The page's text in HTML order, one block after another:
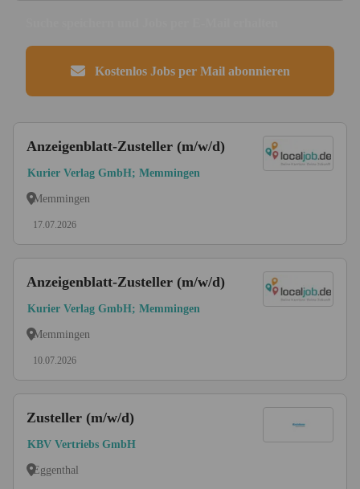
Kostenlos Jobs per Mail abonnieren
Anzeigenblatt-Zusteller (m/w/d)
Kurier Verlag GmbH; Memmingen
Memmingen
17.07.2026
Anzeigenblatt-Zusteller (m/w/d)
Kurier Verlag GmbH; Memmingen
Memmingen
10.07.2026
Zusteller (m/w/d)
KBV Vertriebs GmbH
Eggenthal